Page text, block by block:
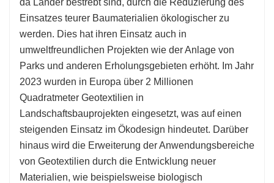
Einsatzes teurer Baumaterialien ökologischer zu
werden. Dies hat ihren Einsatz auch in
umweltfreundlichen Projekten wie der Anlage von
Parks und anderen Erholungsgebieten erhöht. Im Jahr
2023 wurden in Europa über 2 Millionen
Quadratmeter Geotextilien in
Landschaftsbauprojekten eingesetzt, was auf einen
steigenden Einsatz im Ökodesign hindeutet. Darüber
hinaus wird die Erweiterung der Anwendungsbereiche
von Geotextilien durch die Entwicklung neuer
Materialien, wie beispielsweise biologisch